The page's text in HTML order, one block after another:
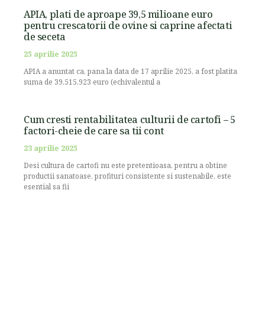
APIA, plati de aproape 39,5 milioane euro
pentru crescatorii de ovine si caprine afectati
de seceta
25 aprilie 2025
APIA a anuntat ca, pana la data de 17 aprilie 2025, a fost platita
suma de 39.515.923 euro (echivalentul a
Cum cresti rentabilitatea culturii de cartofi – 5
factori-cheie de care sa tii cont
23 aprilie 2025
Desi cultura de cartofi nu este pretentioasa, pentru a obtine
productii sanatoase, profituri consistente si sustenabile, este
esential sa fii